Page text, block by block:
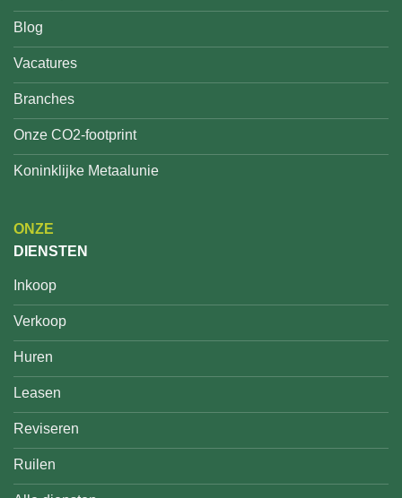
Blog
Vacatures
Branches
Onze CO2-footprint
Koninklijke Metaalunie
ONZE
DIENSTEN
Inkoop
Verkoop
Huren
Leasen
Reviseren
Ruilen